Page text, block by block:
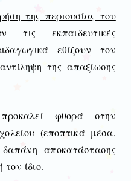
της περιουσίας του
τις εκπαιδευτικές
εθίζουν τον
της απαξίωσης
φθορά στην
(εποπτικά μέσα,
αποκατάστασης
ίδιο.